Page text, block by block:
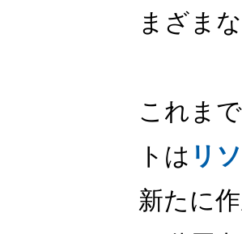
まざま
これま
トは リ
新たに